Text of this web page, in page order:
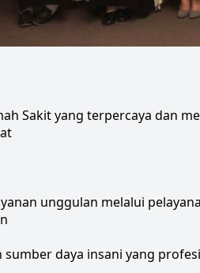
Sakit yang terpercaya dan
unggulan melalui
daya insani yang